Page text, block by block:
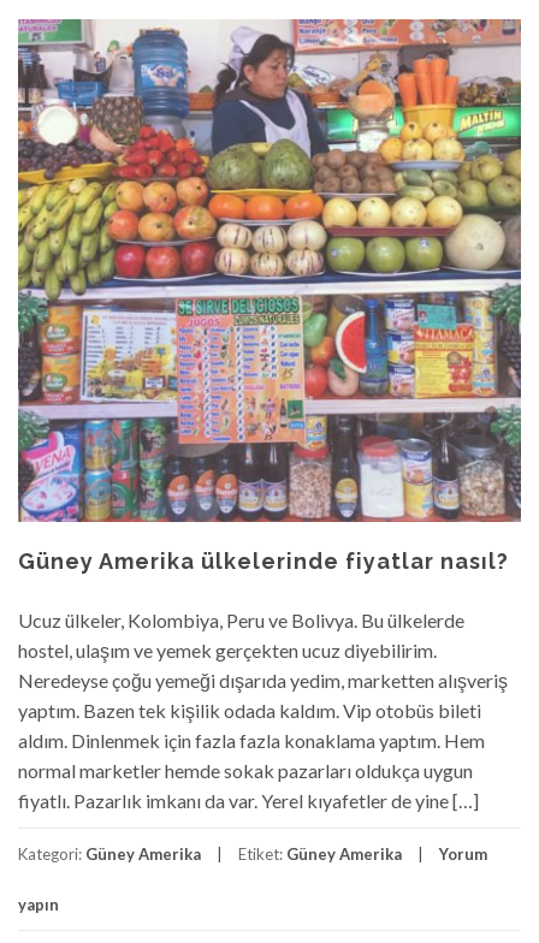
Güney Amerika ülkelerinde fiyatlar nasıl?
Ucuz ülkeler, Kolombiya, Peru ve Bolivya. Bu ülkelerde
hostel, ulaşım ve yemek gerçekten ucuz diyebilirim.
Neredeyse çoğu yemeği dışarıda yedim, marketten alışveriş
yaptım. Bazen tek kişilik odada kaldım. Vip otobüs bileti
aldım. Dinlenmek için fazla fazla konaklama yaptım. Hem
normal marketler hemde sokak pazarları oldukça uygun
fiyatlı. Pazarlık imkanı da var. Yerel kıyafetler de yine […]
Kategori: Güney Amerika Etiket: Güney Amerika Yorum
yapın